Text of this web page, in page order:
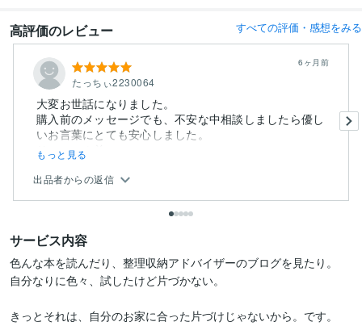
高評価のレビュー すべての評価・感想をみる
たっちぃ2230064
6ヶ月前
大変お世話になりました。
購入前のメッセージでも、不安な中相談しましたら優し
いお言葉にとても安心しました。
リフォーム前...
もっと見る
出品者からの返信
サービス内容
色んな本を読んだり、整理収納アドバイザーのブログを見たり。
自分なりに色々、試したけど片づかない。
きっとそれは、自分のお家に合った片づけじゃないから。です。